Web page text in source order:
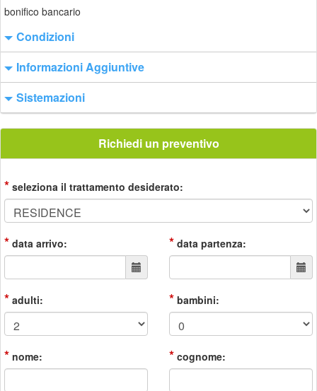
bonifico bancario
Condizioni
Informazioni Aggiuntive
Sistemazioni
Richiedi un preventivo
* seleziona il trattamento desiderato:
* data arrivo: * data partenza:
* adulti: * bambini:
* nome: * cognome: